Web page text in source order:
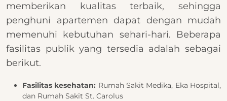
memberikan kualitas terbaik, sehingga
penghuni apartemen dapat dengan mudah
memenuhi kebutuhan sehari-hari. Beberapa
fasilitas publik yang tersedia adalah sebagai
berikut.
Fasilitas kesehatan: Rumah Sakit Medika, Eka Hospital,
dan Rumah Sakit St. Carolus